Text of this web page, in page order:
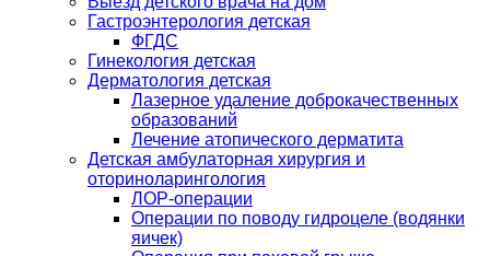
Гастроэнтерология детская
ФГДС
Гинекология детская
Дерматология детская
Лазерное удаление доброкачественных
образований
Лечение атопического дерматита
Детская амбулаторная хирургия и
оториноларингология
ЛОР-операции
Операции по поводу гидроцеле (водянки
яичек)